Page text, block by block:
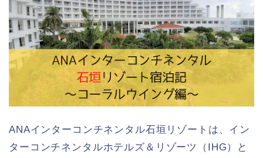
ANAインターコンチネンタル石垣リゾートは、イン
ターコンチネンタルホテルズ＆リゾーツ（IHG）と